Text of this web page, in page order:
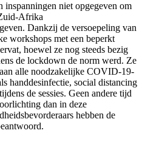
inspanningen niet opgegeven om
Afrika
Dankzij de versoepeling van
workshops met een beperkt
hoewel ze nog steeds bezig
de lockdown de norm werd. Ze
alle noodzakelijke COVID-19-
handdesinfectie, social distancing
de sessies. Geen andere tijd
dan in deze
hebben de